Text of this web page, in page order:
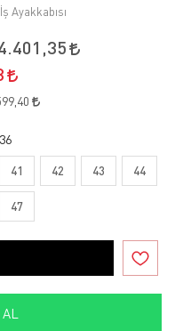
Ayakkabısı
36
41 42 43 44
47